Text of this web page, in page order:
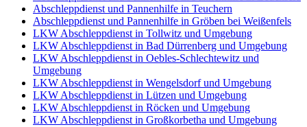
Abschleppdienst und Pannenhilfe in Teuchern
Abschleppdienst und Pannenhilfe in Gröben bei Weißenfels
LKW Abschleppdienst in Tollwitz und Umgebung
LKW Abschleppdienst in Bad Dürrenberg und Umgebung
LKW Abschleppdienst in Oebles-Schlechtewitz und
Umgebung
LKW Abschleppdienst in Wengelsdorf und Umgebung
LKW Abschleppdienst in Lützen und Umgebung
LKW Abschleppdienst in Röcken und Umgebung
LKW Abschleppdienst in Großkorbetha und Umgebung